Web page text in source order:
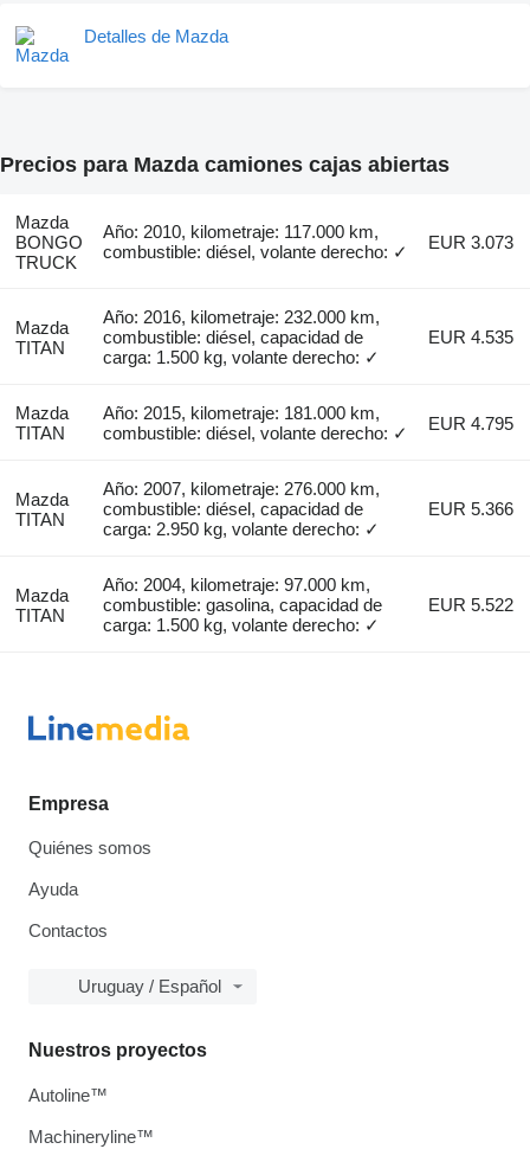
Detalles de Mazda
Precios para Mazda camiones cajas abiertas
Mazda
BONGO
TRUCK
Año: 2010, kilometraje: 117.000 km,
combustible: diésel, volante derecho: ✓
EUR 3.073
Mazda
TITAN
Año: 2016, kilometraje: 232.000 km,
combustible: diésel, capacidad de
carga: 1.500 kg, volante derecho: ✓
EUR 4.535
Mazda
TITAN
Año: 2015, kilometraje: 181.000 km,
combustible: diésel, volante derecho: ✓
EUR 4.795
Mazda
TITAN
Año: 2007, kilometraje: 276.000 km,
combustible: diésel, capacidad de
carga: 2.950 kg, volante derecho: ✓
EUR 5.366
Mazda
TITAN
Año: 2004, kilometraje: 97.000 km,
combustible: gasolina, capacidad de
carga: 1.500 kg, volante derecho: ✓
EUR 5.522
Empresa
Quiénes somos
Ayuda
Contactos
Uruguay / Español
Nuestros proyectos
Autoline™
Machineryline™